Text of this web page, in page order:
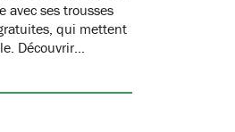
avec ses trousses
qui mettent
Découvrir…